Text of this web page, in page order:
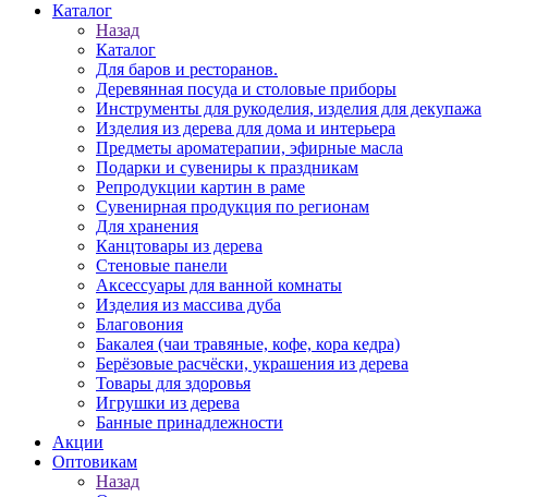
Каталог
Назад
Каталог
Для баров и ресторанов.
Деревянная посуда и столовые приборы
Инструменты для рукоделия, изделия для декупажа
Изделия из дерева для дома и интерьера
Предметы ароматерапии, эфирные масла
Подарки и сувениры к праздникам
Репродукции картин в раме
Сувенирная продукция по регионам
Для хранения
Канцтовары из дерева
Стеновые панели
Аксессуары для ванной комнаты
Изделия из массива дуба
Благовония
Бакалея (чаи травяные, кофе, кора кедра)
Берёзовые расчёски, украшения из дерева
Товары для здоровья
Игрушки из дерева
Банные принадлежности
Акции
Оптовикам
Назад